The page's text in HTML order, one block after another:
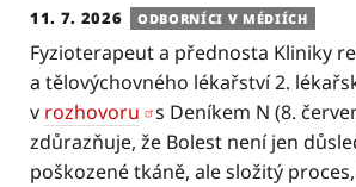
11. 7. 2026 ODBORNÍCI V MÉDIÍCH
Fyzioterapeut a přednosta Kliniky
a tělovýchovného lékařství 2.
v rozhovoru s Deníkem N (8.
zdůrazňuje, že Bolest není jen
poškozené tkáně, ale složitý